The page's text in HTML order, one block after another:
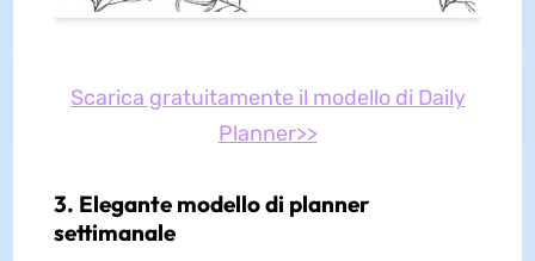
Scarica gratuitamente il modello di Daily
Planner>>
3. Elegante modello di planner
settimanale